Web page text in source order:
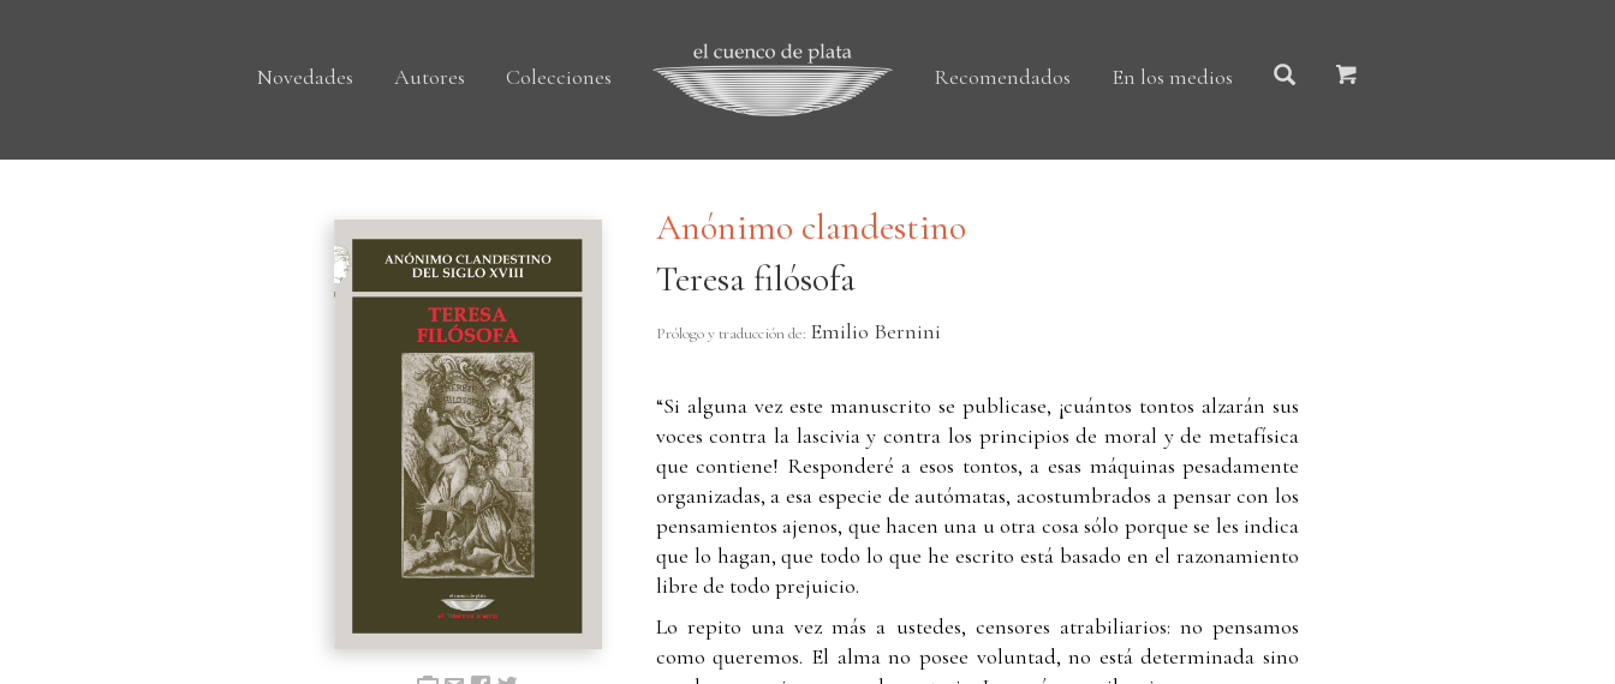
Novedades Autores Colecciones Recomendados En los medios
Anónimo clandestino
Teresa filósofa
Prólogo y traducción de: Emilio Bernini
“Si alguna vez este manuscrito se publicase, ¡cuántos tontos alzarán sus
voces contra la lascivia y contra los principios de moral y de metafísica
que contiene! Responderé a esos tontos, a esas máquinas pesadamente
organizadas, a esa especie de autómatas, acostumbrados a pensar con los
pensamientos ajenos, que hacen una u otra cosa sólo porque se les indica
que lo hagan, que todo lo que he escrito está basado en el razonamiento
libre de todo prejuicio.
Lo repito una vez más a ustedes, censores atrabiliarios: no pensamos
como queremos. El alma no posee voluntad, no está determinada sino